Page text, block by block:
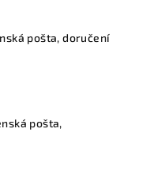
pošta, doručení
pošta,